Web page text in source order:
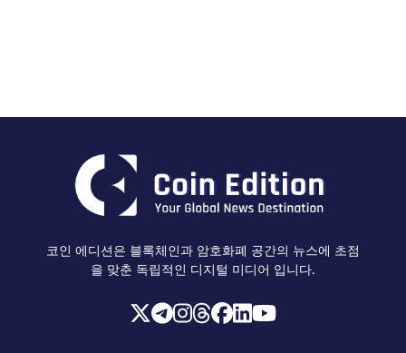
코인 에디션은 블록체인과 암호화폐 공간의 뉴스에 초점
을 맞춘 독립적인 디지털 미디어 입니다.